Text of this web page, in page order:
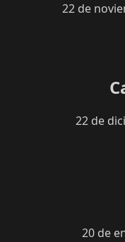
22 de
22 de
20 de